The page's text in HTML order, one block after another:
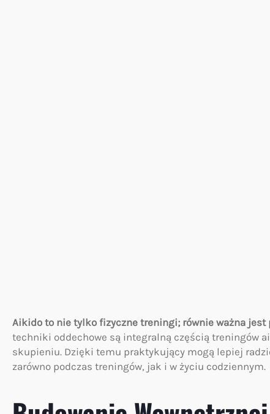
Aikido to nie tylko fizyczne treningi; równie ważna jest
techniki oddechowe są integralną częścią treningów
skupieniu. Dzięki temu praktykujący mogą lepiej
zarówno podczas treningów, jak i w życiu codziennym.